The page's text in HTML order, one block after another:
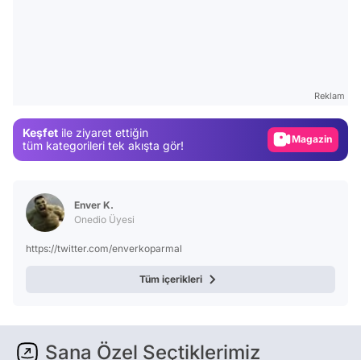
Reklam
Keşfet ile ziyaret ettiğin
tüm kategorileri tek akışta gör!
Magazin
Enver K.
Onedio Üyesi
https://twitter.com/enverkoparmal
Tüm içerikleri
Sana Özel Seçtiklerimiz